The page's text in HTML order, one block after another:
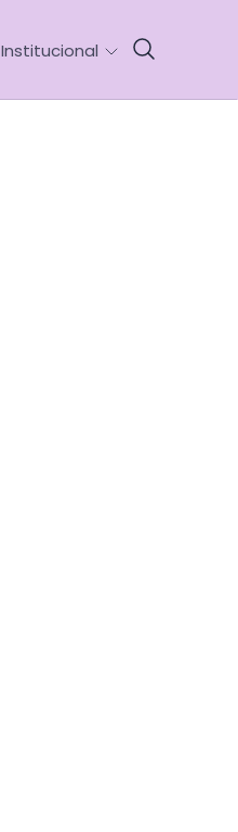
Institucional